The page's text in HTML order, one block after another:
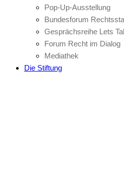
Pop-Up-Ausstellung
Bundesforum
Gesprächsreihe Lets
Forum Recht im Dialog
Mediathek
Die Stiftung